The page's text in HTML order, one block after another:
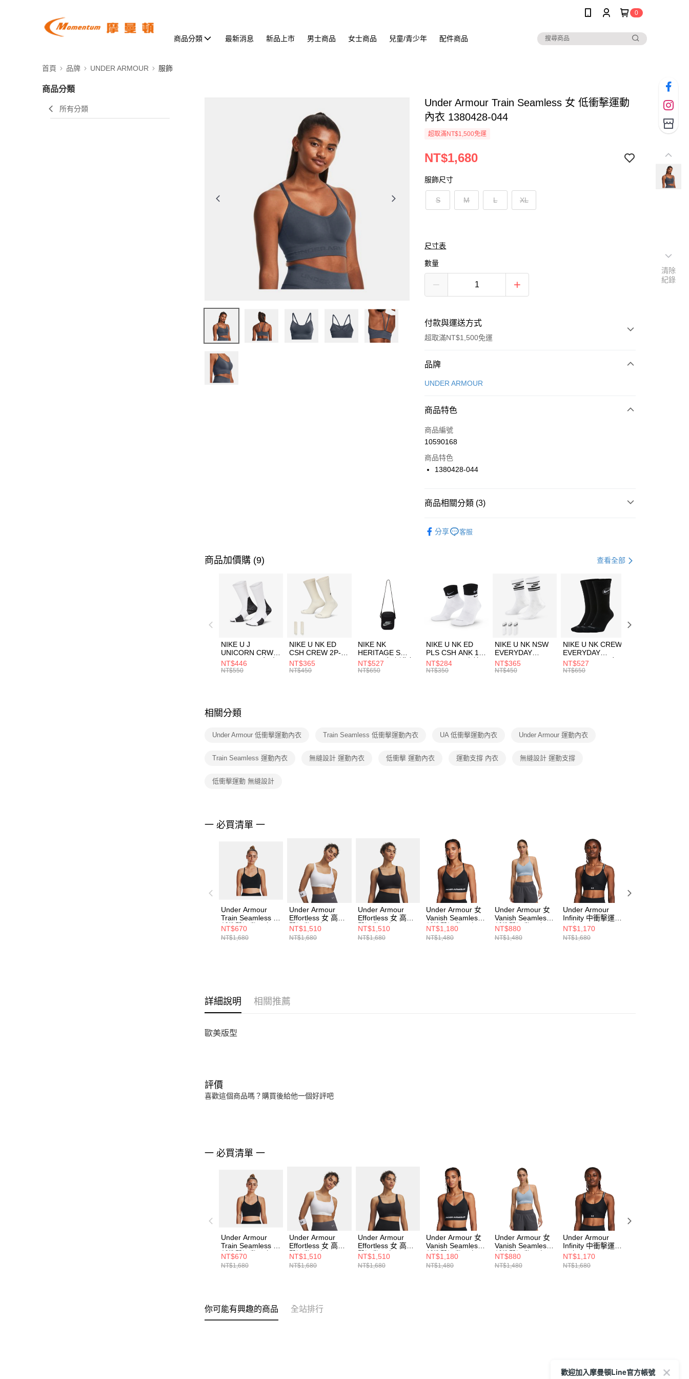
0
商品分類 最新消息 新品上市 男士商品 女士商品 兒童/青少年 配件商品
首頁 品牌 UNDER ARMOUR 服飾
商品分類
所有分類
Under Armour Train Seamless 女 低衝擊運動
內衣 1380428-044
超取滿NT$1,500免運
NT$1,680
服飾尺寸
S M L XL
尺寸表
數量
付款與運送方式
超取滿NT$1,500免運
付款方式
信用卡一次付款
合作金庫商業銀行
華南商業銀行
上海商業儲蓄銀行
國泰世華商業銀行
聯邦商業銀行
台新國際商業銀行
LINE Pay
Apple Pay
【關於「AFTEE先享後付」】
３．安心：先確認商品／服務後，再付款。
【「AFTEE先享後付」結帳流程】
１．於結帳方式選擇「AFTEE先享後付」後，將跳轉至「AFTEE先享後
付」結帳頁面，進行簡訊認證並確認金額後，即可完成結帳。
２．訂單成立數日內，您將收到繳費通知簡訊。
３．收到繳費通知簡訊後14天內，點擊此簡訊中的連結，可透過四大超商
／ATM／網路銀行／等多元方式進行付款，方視為交易完成。
※ 請注意：結帳手續完成當下不需立刻繳費，但若您需要取消訂單，請聯
絡購買商品的店家。未經商家同意取消之訂單仍視為有效，需透過AFTEE
先享後付繳納相關費用。
交易，需依本服務之必要範圍內提供個人資料，並將交易相關給付款項請
２．關於個人資料處理事宜，請瀏覽以下網址：
形，恩沛科技股份有限公司將有權停止該用戶之使用額度並採取法律行
每筆NT$100，滿NT$1,500(含以上)免運費
每筆NT$100，滿NT$1,500(含以上)免運費
付款後門市自取
每筆NT$100，滿NT$1,500(含以上)免運費
品牌
UNDER ARMOUR
商品特色
商品編號
10590168
商品特色
1380428-044
商品相關分類 (3)
分享 客服
商品加價購 (9) 查看全部
NIKE U J
UNICORN CRW
1PR -160 男女 中
統襪 FZ3393100
NT$446
NT$550
NIKE U NK ED
CSH CREW 2P-
144 EMBRDY 男
女 短統襪
NT$365
NT$450
NIKE NK
HERITAGE S
SMIT 男女 側背包
BA5871010
NT$527
NT$650
NIKE U NK ED
PLS CSH ANK 1P
144 DBL 男 中統
襪 DH4058104
NT$284
NT$350
NIKE U NK NSW
EVERYDAY
ESSENTIAL CR
男女 短統襪
NT$365
NT$450
NIKE U NK CREW
EVERYDAY
BBALL 3PR 男女
長統襪
NT$527
NT$650
相關分類
Under Armour 低衝擊運動內衣 Train Seamless 低衝擊運動內衣 UA 低衝擊運動內衣 Under Armour 運動內衣
Train Seamless 運動內衣 無縫設計 運動內衣 低衝擊 運動內衣 運動支撐 內衣 無縫設計 運動支撐
低衝擊運動 無縫設計
一 必買清單 一
Under Armour
Train Seamless 女
低衝擊運動內衣
1380428-001
NT$670
NT$1,680
Under Armour
Effortless 女 高衝
擊運動內衣
6011263-100
NT$1,510
NT$1,680
Under Armour
Effortless 女 高衝
擊運動內衣
6011263-001
NT$1,510
NT$1,680
Under Armour 女
Vanish Seamless
低衝擊運動內衣
1384417-001
NT$1,180
NT$1,480
Under Armour 女
Vanish Seamless
低衝擊運動內衣
1384417-466
NT$880
NT$1,480
Under Armour
Infinity 中衝擊運動
內衣 1384123-001
NT$1,170
NT$1,680
詳細說明 相關推薦
歐美版型
評價
喜歡這個商品嗎？購買後給他一個好評吧
一 必買清單 一
Under Armour
Train Seamless 女
低衝擊運動內衣
1380428-001
NT$670
NT$1,680
Under Armour
Effortless 女 高衝
擊運動內衣
6011263-100
NT$1,510
NT$1,680
Under Armour
Effortless 女 高衝
擊運動內衣
6011263-001
NT$1,510
NT$1,680
Under Armour 女
Vanish Seamless
低衝擊運動內衣
1384417-001
NT$1,180
NT$1,480
Under Armour 女
Vanish Seamless
低衝擊運動內衣
1384417-466
NT$880
NT$1,480
Under Armour
Infinity 中衝擊運動
內衣 1384123-001
NT$1,170
NT$1,680
你可能有興趣的商品 全站排行
清除
紀錄
歡迎加入摩曼頓Line官方帳號